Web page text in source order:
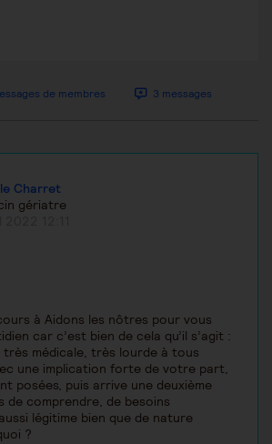
de membres
3 messages
Charret
gériatre
à Aidons les nôtres pour vous
car c’est bien de cela qu’il s’agit :
très médicale, très lourde à tous
une implication forte de votre part,
posées, puis arrive une deuxième
de comprendre, de besoins
légitime bien que de nature
?